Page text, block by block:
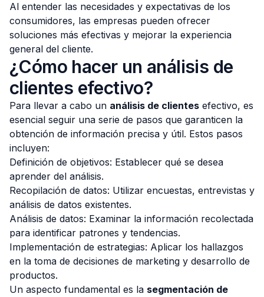
Al entender las necesidades y expectativas de los
consumidores, las empresas pueden ofrecer
soluciones más efectivas y mejorar la experiencia
general del cliente.
¿Cómo hacer un análisis de
clientes efectivo?
Para llevar a cabo un análisis de clientes efectivo, es
esencial seguir una serie de pasos que garanticen la
obtención de información precisa y útil. Estos pasos
incluyen:
Definición de objetivos: Establecer qué se desea
aprender del análisis.
Recopilación de datos: Utilizar encuestas, entrevistas y
análisis de datos existentes.
Análisis de datos: Examinar la información recolectada
para identificar patrones y tendencias.
Implementación de estrategias: Aplicar los hallazgos
en la toma de decisiones de marketing y desarrollo de
productos.
Un aspecto fundamental es la segmentación de